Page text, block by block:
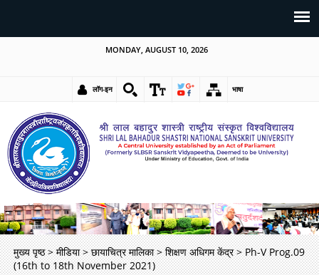
MONDAY, AUGUST 10, 2026
लॉग-इन भाषा
मुख्य पृष्ठ > मीडिया > छायाचित्र मालिका > शिक्षण अधिगम केंद्र > Ph-V Prog.09
(16th to 18th November 2021)